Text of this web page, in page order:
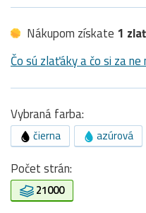
Nákupom získate 1
Čo sú zlaťáky a čo si za
Vybraná farba:
čierna azúrová
Počet strán:
21000